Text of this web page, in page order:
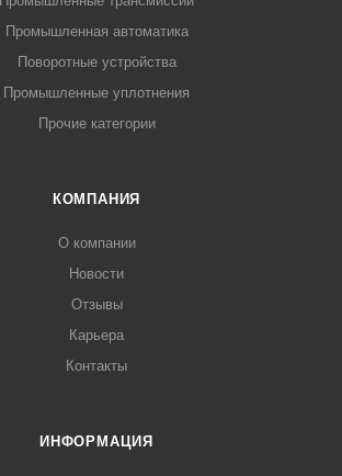
Промышленная автоматика
Поворотные устройства
Промышленные уплотнения
Прочие категории
КОМПАНИЯ
О компании
Новости
Отзывы
Карьера
Контакты
ИНФОРМАЦИЯ